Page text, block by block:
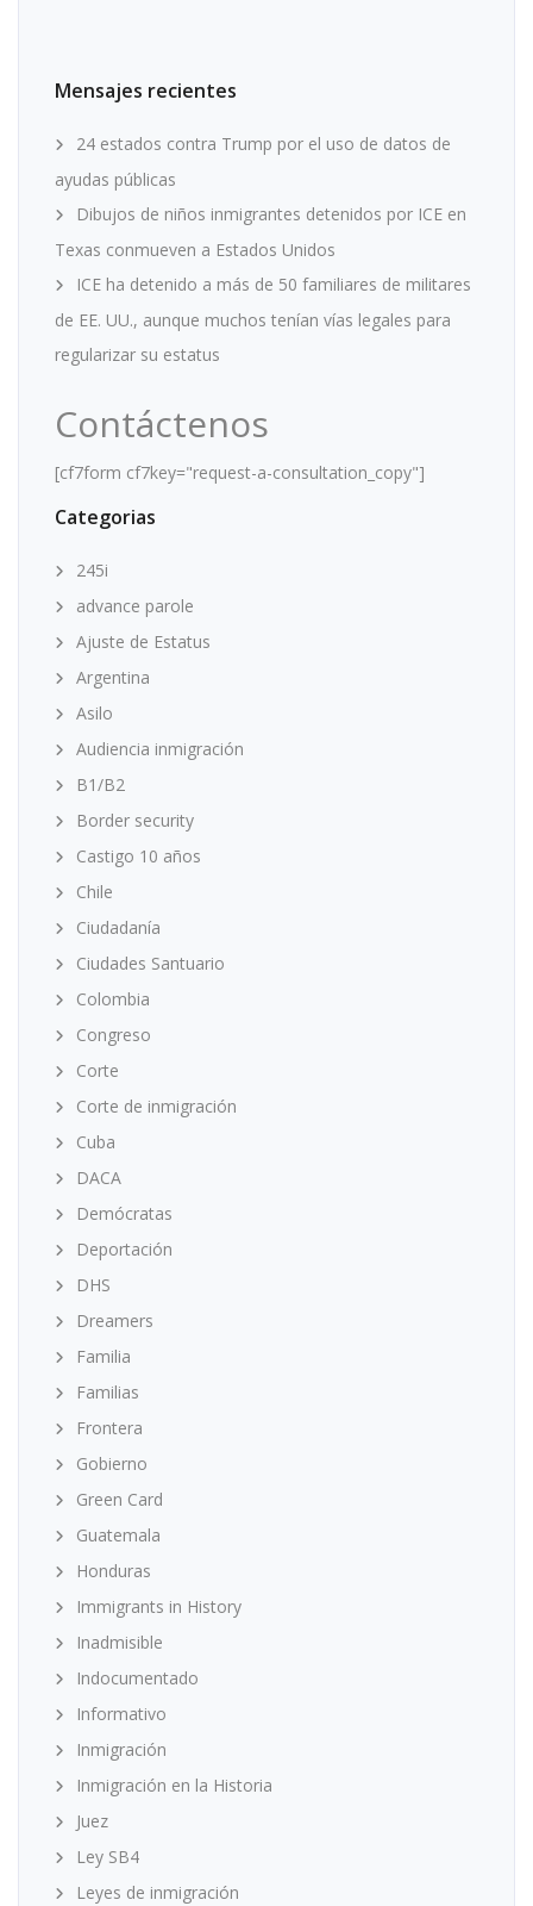
Mensajes recientes
24 estados contra Trump por el uso de datos de
ayudas públicas
Dibujos de niños inmigrantes detenidos por ICE en
Texas conmueven a Estados Unidos
ICE ha detenido a más de 50 familiares de militares
de EE. UU., aunque muchos tenían vías legales para
regularizar su estatus
Contáctenos
[cf7form cf7key="request-a-consultation_copy"]
Categorias
245i
advance parole
Ajuste de Estatus
Argentina
Asilo
Audiencia inmigración
B1/B2
Border security
Castigo 10 años
Chile
Ciudadanía
Ciudades Santuario
Colombia
Congreso
Corte
Corte de inmigración
Cuba
DACA
Demócratas
Deportación
DHS
Dreamers
Familia
Familias
Frontera
Gobierno
Green Card
Guatemala
Honduras
Immigrants in History
Inadmisible
Indocumentado
Informativo
Inmigración
Inmigración en la Historia
Juez
Ley SB4
Leyes de inmigración